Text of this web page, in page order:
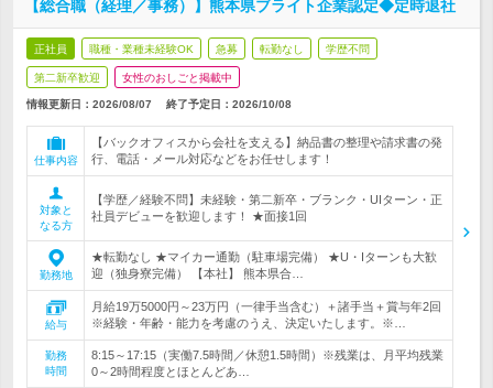
【総合職（経理／事務）】熊本県ブライト企業認定◆定時退社
正社員 職種・業種未経験OK 急募 転勤なし 学歴不問
第二新卒歓迎 女性のおしごと掲載中
情報更新日：2026/08/07 終了予定日： 2026/10/08
仕事内容
【バックオフィスから会社を支える】納品書の整理や請求書の発
行、電話・メール対応などをお任せします！
対象と
なる方
【学歴／経験不問】未経験・第二新卒・ブランク・UIターン・正
社員デビューを歓迎します！ ★面接1回
勤務地
★転勤なし ★マイカー通勤（駐車場完備） ★U・Iターンも大歓
迎（独身寮完備） 【本社】 熊本県合…
給与
月給19万5000円～23万円（一律手当含む）＋諸手当＋賞与年2回
※経験・年齢・能力を考慮のうえ、決定いたします。※…
勤務
時間
8:15～17:15（実働7.5時間／休憩1.5時間）※残業は、月平均残業
0～2時間程度とほとんどあ…